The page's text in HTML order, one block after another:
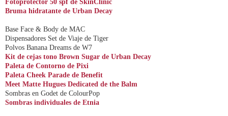
Fotoprotector 50 spf de SkinClinic
Bruma hidratante de Urban Decay
Base Face & Body de MAC
Dispensadores Set de Viaje de Tiger
Polvos Banana Dreams de W7
Kit de cejas tono Brown Sugar de Urban Decay
Paleta de Contorno de Pixi
Paleta Cheek Parade de Benefit
Meet Matte Hugues Dedicated de the Balm
Sombras en Godet de ColourPop
Sombras individuales de Etnia